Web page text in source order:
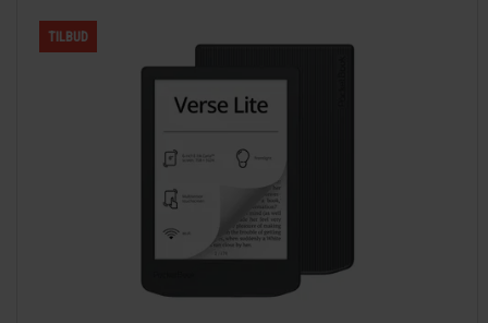
Funktionelle Statistiske
TILBUD